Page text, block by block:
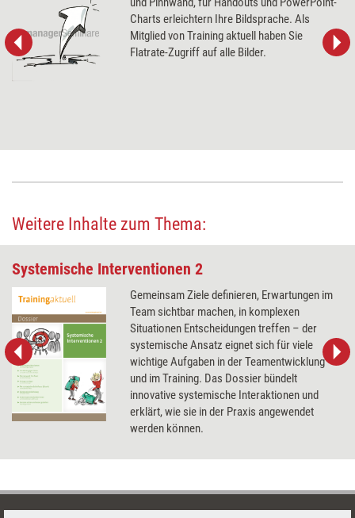
Charts erleichtern Ihre Bildsprache. Als
Mitglied von Training aktuell haben Sie
Flatrate-Zugriff auf alle Bilder.
Weitere Inhalte zum Thema:
Systemische Interventionen 2
Gemeinsam Ziele definieren, Erwartungen im
Team sichtbar machen, in komplexen
Situationen Entscheidungen treffen – der
systemische Ansatz eignet sich für viele
wichtige Aufgaben in der Teamentwicklung
und im Training. Das Dossier bündelt
innovative systemische Interaktionen und
erklärt, wie sie in der Praxis angewendet
werden können.